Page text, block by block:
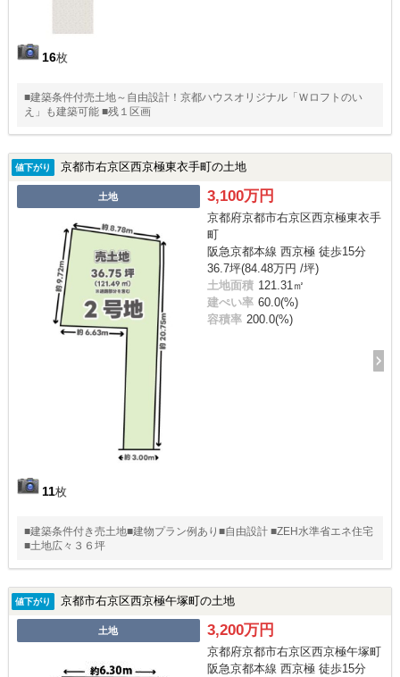
16枚
■建築条件付売土地～自由設計！京都ハウスオリジナル「Ｗロフトのい
え」も建築可能 ■残１区画
値下がり 京都市右京区西京極東衣手町の土地
土地
11枚
3,100万円
京都府京都市右京区西京極東衣手
町
阪急京都本線 西京極 徒歩15分
36.7坪(84.48万円 /坪)
土地面積 121.31㎡
建ぺい率 60.0(%)
容積率 200.0(%)
■建築条件付き売土地■建物プラン例あり■自由設計 ■ZEH水準省エネ住宅
■土地広々３６坪
値下がり 京都市右京区西京極午塚町の土地
土地 3,200万円
京都府京都市右京区西京極午塚町
阪急京都本線 西京極 徒歩15分